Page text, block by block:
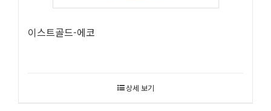
이스트골드-에코
상세 보기